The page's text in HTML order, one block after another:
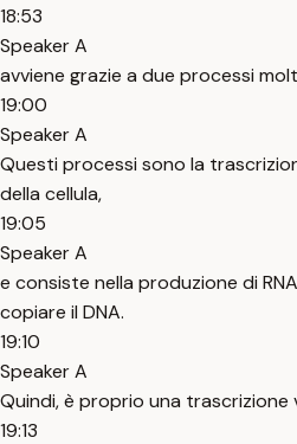
18:53
Speaker A
avviene grazie a due processi
19:00
Speaker A
Questi processi sono la
della cellula,
19:05
Speaker A
e consiste nella produzione di
copiare il DNA.
19:10
Speaker A
Quindi, è proprio una trascrizione
19:13